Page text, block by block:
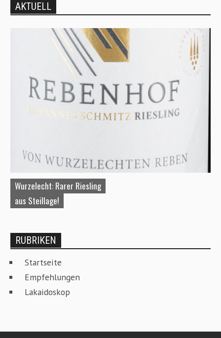
AKTUELL
Wurzelecht: Rarer Riesling
aus Steillage!
RUBRIKEN
Startseite
Empfehlungen
Lakaidoskop